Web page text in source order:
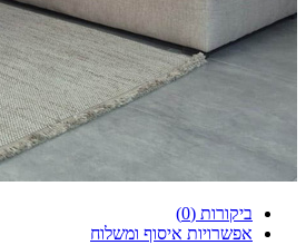
ביקורות (0)
אפשרויות איסוף ומשלוח